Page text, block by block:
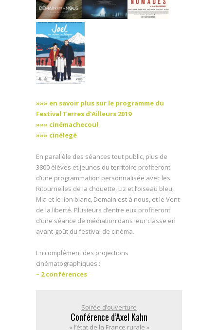
»»» en savoir plus sur le programme du
Festival Terres d’Ailleurs 2019
»»» cinémachecoul
»»» cinélegé
En parallèle des séances tout public, plus de
3800 élèves et jeunes du territoire profiteront
d’une programmation personnalisée avec les
Ritournelles de la chouette, Liz et l’oiseau bleu,
Mia et le lion blanc, Demain est à nous, et le Vent
de la liberté. Plusieurs d’entre eux profiteront
d’une séance de médiation dans leur classe en
avant-goût du festival de cinéma.
En complément des projections
cinématographiques :
– 2 conférences
Soirée d’ouverture
Conférence d’Axel Kahn
« l’état de la France rurale »